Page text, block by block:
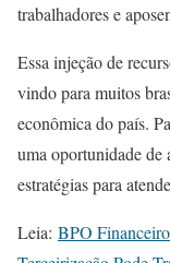
trabalhadores e
Essa injeção de
vindo para muitos
econômica do país.
uma oportunidade de
estratégias para
Leia: BPO